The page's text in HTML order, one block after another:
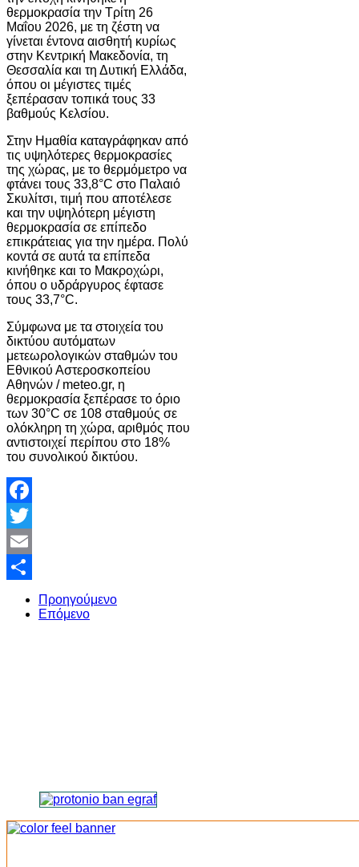
θερμοκρασία την Τρίτη 26
Μαΐου 2026, με τη ζέστη να
γίνεται έντονα αισθητή κυρίως
στην Κεντρική Μακεδονία, τη
Θεσσαλία και τη Δυτική Ελλάδα,
όπου οι μέγιστες τιμές
ξεπέρασαν τοπικά τους 33
βαθμούς Κελσίου.
Στην Ημαθία καταγράφηκαν από
τις υψηλότερες θερμοκρασίες
της χώρας, με το θερμόμετρο να
φτάνει τους 33,8°C στο Παλαιό
Σκυλίτσι, τιμή που αποτέλεσε
και την υψηλότερη μέγιστη
θερμοκρασία σε επίπεδο
επικράτειας για την ημέρα. Πολύ
κοντά σε αυτά τα επίπεδα
κινήθηκε και το Μακροχώρι,
όπου ο υδράργυρος έφτασε
τους 33,7°C.
Σύμφωνα με τα στοιχεία του
δικτύου αυτόματων
μετεωρολογικών σταθμών του
Εθνικού Αστεροσκοπείου
Αθηνών / meteo.gr, η
θερμοκρασία ξεπέρασε το όριο
των 30°C σε 108 σταθμούς σε
ολόκληρη τη χώρα, αριθμός που
αντιστοιχεί περίπου στο 18%
του συνολικού δικτύου.
Facebook
Twitter
Email
Share
Προηγούμενο
Επόμενο